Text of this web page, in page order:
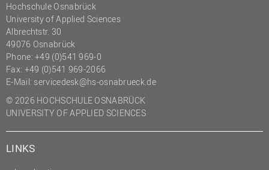
Hochschule Osnabrück
University of Applied Sciences
Albrechtstr. 30
49076 Osnabrück
Phone: +49 (0)541 969-0
Fax: +49 (0)541 969-2066
E-Mail: servicedesk@hs-osnabrueck.de
© 2026 HOCHSCHULE OSNABRÜCK
UNIVERSITY OF APPLIED SCIENCES
LINKS